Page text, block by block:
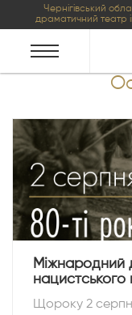
Чернігівський
драматичний театр
Міжнародний
нацистського
Щороку 2